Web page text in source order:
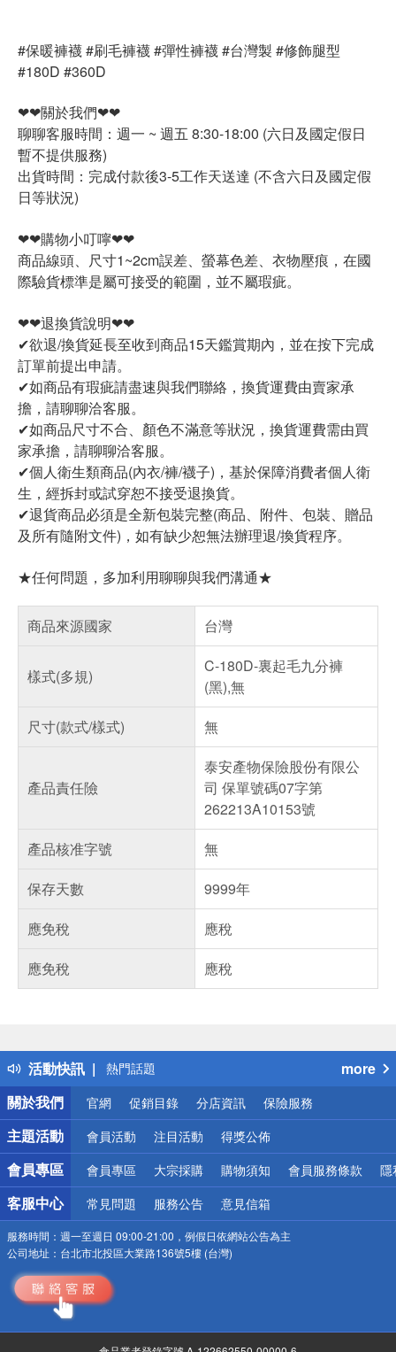
#保暖褲襪 #刷毛褲襪 #彈性褲襪 #台灣製 #修飾腿型
#180D #360D
❤❤關於我們❤❤
聊聊客服時間：週一 ~ 週五 8:30-18:00 (六日及國定假日
暫不提供服務)
出貨時間：完成付款後3-5工作天送達 (不含六日及國定假
日等狀況)
❤❤購物小叮嚀❤❤
商品線頭、尺寸1~2cm誤差、螢幕色差、衣物壓痕，在國
際驗貨標準是屬可接受的範圍，並不屬瑕疵。
❤❤退換貨說明❤❤
✔欲退/換貨延長至收到商品15天鑑賞期內，並在按下完成
訂單前提出申請。
✔如商品有瑕疵請盡速與我們聯絡，換貨運費由賣家承
擔，請聊聊洽客服。
✔如商品尺寸不合、顏色不滿意等狀況，換貨運費需由買
家承擔，請聊聊洽客服。
✔個人衛生類商品(內衣/褲/襪子)，基於保障消費者個人衛
生，經拆封或試穿恕不接受退換貨。
✔退貨商品必須是全新包裝完整(商品、附件、包裝、贈品
及所有隨附文件)，如有缺少恕無法辦理退/換貨程序。
★任何問題，多加利用聊聊與我們溝通★
商品來源國家 台灣
樣式(多規)
C-180D-裏起毛九分褲
(黑),無
尺寸(款式/樣式)
無
產品責任險
泰安產物保險股份有限公
司 保單號碼07字第
262213A10153號
產品核准字號
無
保存天數
9999年
應免稅
應稅
應免稅
應稅
活動快訊
得獎公告
熱門話題
銀行優惠
偏遠地區配送
詐騙網頁！請小心！
more
關於我們
官網 促銷目錄 分店資訊 保險服務
主題活動 會員活動 注目活動 得獎公佈
會員專區 會員專區 大宗採購 購物須知 會員服務條款 隱
客服中心 常見問題 服務公告 意見信箱
服務時間： 週一至週日 09:00-21:00，例假日依網站公告為主
公司地址： 台北市北投區大業路136號5樓 (台灣)